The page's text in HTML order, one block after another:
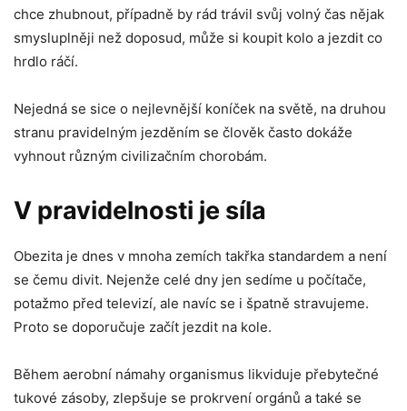
chce zhubnout, případně by rád trávil svůj volný čas nějak
smysluplněji než doposud, může si koupit kolo a jezdit co
hrdlo ráčí.
Nejedná se sice o nejlevnější koníček na světě, na druhou
stranu pravidelným jezděním se člověk často dokáže
vyhnout různým civilizačním chorobám.
V pravidelnosti je síla
Obezita je dnes v mnoha zemích takřka standardem a není
se čemu divit. Nejenže celé dny jen sedíme u počítače,
potažmo před televizí, ale navíc se i špatně stravujeme.
Proto se doporučuje začít jezdit na kole.
Během aerobní námahy organismus likviduje přebytečné
tukové zásoby, zlepšuje se prokrvení orgánů a také se